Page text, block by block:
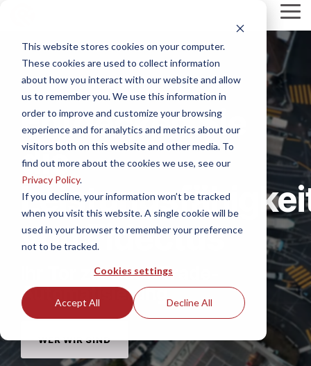
This website stores cookies on your computer.
These cookies are used to collect information
about how you interact with our website and allow
us to remember you. We use this information in
order to improve and customize your browsing
experience and for analytics and metrics about our
visitors both on this website and other media. To
find out more about the cookies we use, see our
Privacy Policy.
If you decline, your information won’t be tracked
when you visit this website. A single cookie will be
used in your browser to remember your preference
not to be tracked.
Cookies settings
Accept All Decline All
main
content.
Entdecken Sie
die
von Fidectus
Ihr Tor zur Post-Trade-
Automatisierung
WER WIR SIND